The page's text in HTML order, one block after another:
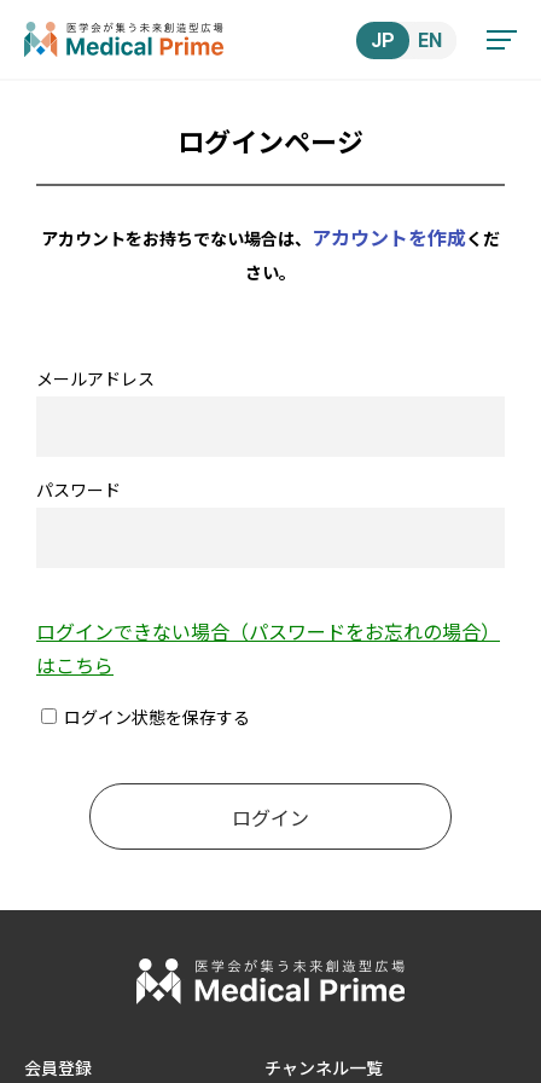
JP EN
ログインページ
アカウントをお持ちでない場合は、 アカウントを作成くだ
さい。
メールアドレス
パスワード
ログインできない場合（パスワードをお忘れの場合）
はこちら
ログイン状態を保存する
会員登録 チャンネル一覧